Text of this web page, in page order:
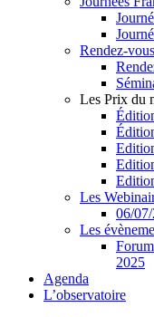
Rendez-
Les Prix du
Les
06/
Les
2025
Agenda
L’observatoire